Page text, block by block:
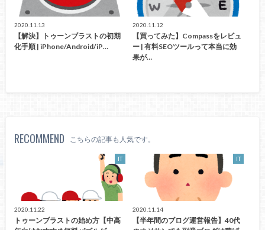
2020.11.13
【解決】トゥーンブラストの初期
化手順 | iPhone/Android/iP…
2020.11.12
【買ってみた】Compassをレビュ
ー | 有料SEOツールって本当に効
果が…
RECOMMEND こちらの記事も人気です。
IT
2020.11.22
トゥーンブラストの始め方【中高
IT
2020.11.14
【半年間のブログ運営報告】40代